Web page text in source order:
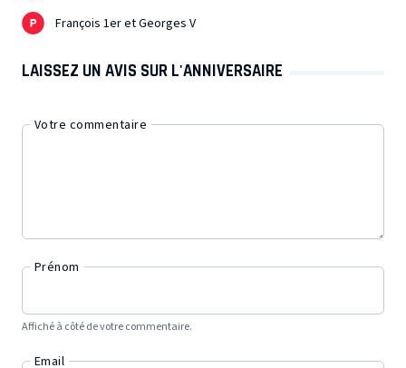
François 1er et Georges V
LAISSEZ UN AVIS SUR L'ANNIVERSAIRE
Votre commentaire
Prénom
Affiché à côté de votre commentaire.
Email